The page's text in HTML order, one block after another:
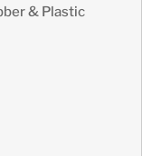
& Plastic